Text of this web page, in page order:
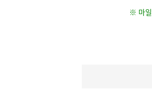
※ 마일